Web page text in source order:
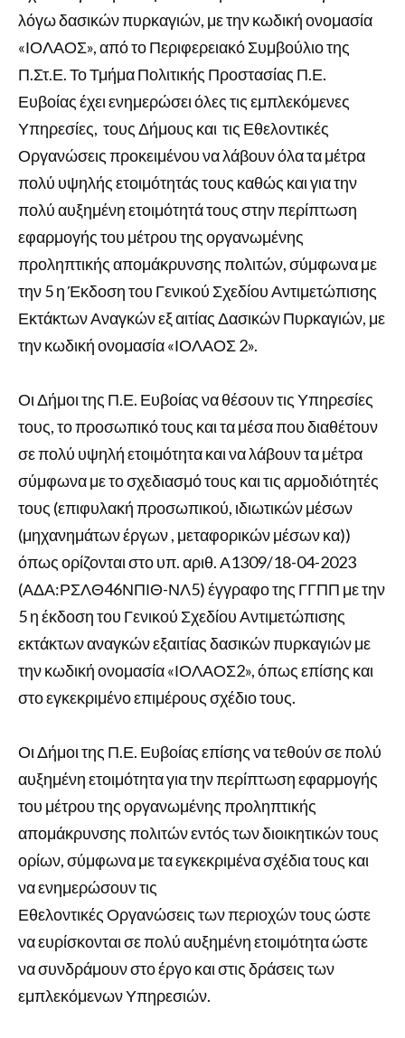
λόγω δασικών πυρκαγιών, με την κωδική ονομασία
«ΙΟΛΑΟΣ», από το Περιφερειακό Συμβούλιο της
Π.Στ.Ε. Το Τμήμα Πολιτικής Προστασίας Π.Ε.
Ευβοίας έχει ενημερώσει όλες τις εμπλεκόμενες
Υπηρεσίες, τους Δήμους και τις Εθελοντικές
Οργανώσεις προκειμένου να λάβουν όλα τα μέτρα
πολύ υψηλής ετοιμότητάς τους καθώς και για την
πολύ αυξημένη ετοιμότητά τους στην περίπτωση
εφαρμογής του μέτρου της οργανωμένης
προληπτικής απομάκρυνσης πολιτών, σύμφωνα με
την 5 η Έκδοση του Γενικού Σχεδίου Αντιμετώπισης
Εκτάκτων Αναγκών εξ αιτίας Δασικών Πυρκαγιών, με
την κωδική ονομασία «ΙΟΛΑΟΣ 2».
Οι Δήμοι της Π.Ε. Ευβοίας να θέσουν τις Υπηρεσίες
τους, το προσωπικό τους και τα μέσα που διαθέτουν
σε πολύ υψηλή ετοιμότητα και να λάβουν τα μέτρα
σύμφωνα με το σχεδιασμό τους και τις αρμοδιότητές
τους (επιφυλακή προσωπικού, ιδιωτικών μέσων
(μηχανημάτων έργων , μεταφορικών μέσων κα))
όπως ορίζονται στο υπ. αριθ. Α1309/18-04-2023
(ΑΔΑ:ΡΣΛΘ46ΝΠΙΘ-ΝΛ5) έγγραφο της ΓΓΠΠ με την
5 η έκδοση του Γενικού Σχεδίου Αντιμετώπισης
εκτάκτων αναγκών εξαιτίας δασικών πυρκαγιών με
την κωδική ονομασία «ΙΟΛΑΟΣ2», όπως επίσης και
στο εγκεκριμένο επιμέρους σχέδιο τους.
Οι Δήμοι της Π.Ε. Ευβοίας επίσης να τεθούν σε πολύ
αυξημένη ετοιμότητα για την περίπτωση εφαρμογής
του μέτρου της οργανωμένης προληπτικής
απομάκρυνσης πολιτών εντός των διοικητικών τους
ορίων, σύμφωνα με τα εγκεκριμένα σχέδια τους και
να ενημερώσουν τις
Εθελοντικές Οργανώσεις των περιοχών τους ώστε
να ευρίσκονται σε πολύ αυξημένη ετοιμότητα ώστε
να συνδράμουν στο έργο και στις δράσεις των
εμπλεκόμενων Υπηρεσιών.